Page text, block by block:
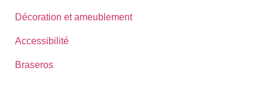
Décoration et ameublement
Accessibilité
Braseros